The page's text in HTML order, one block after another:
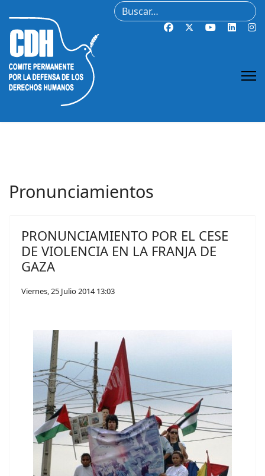
Buscar
Pronunciamientos
PRONUNCIAMIENTO POR EL CESE
DE VIOLENCIA EN LA FRANJA DE
GAZA
Viernes, 25 Julio 2014 13:03